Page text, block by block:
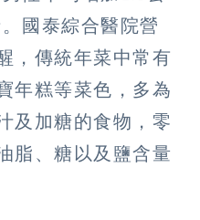
國泰綜合醫院營
，傳統年菜中常有
年糕等菜色，多為
及加糖的食物，零
脂、糖以及鹽含量